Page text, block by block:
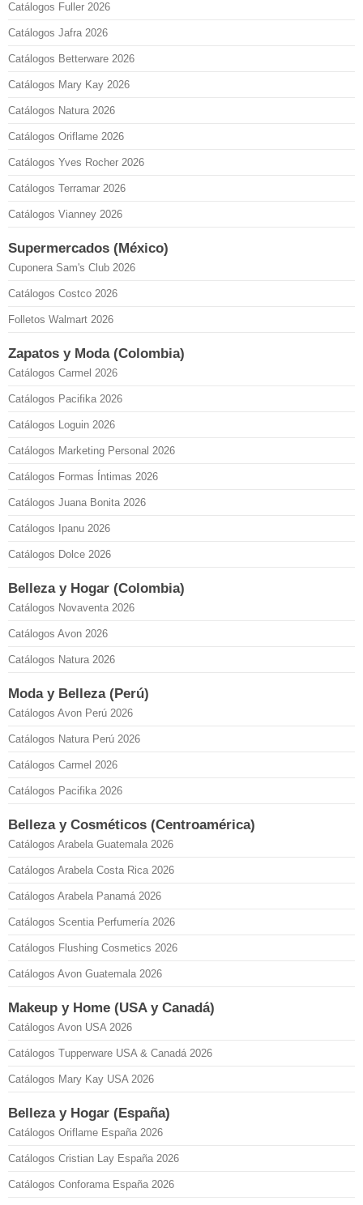
Catálogos Fuller 2026
Catálogos Jafra 2026
Catálogos Betterware 2026
Catálogos Mary Kay 2026
Catálogos Natura 2026
Catálogos Oriflame 2026
Catálogos Yves Rocher 2026
Catálogos Terramar 2026
Catálogos Vianney 2026
Supermercados (México)
Cuponera Sam's Club 2026
Catálogos Costco 2026
Folletos Walmart 2026
Zapatos y Moda (Colombia)
Catálogos Carmel 2026
Catálogos Pacifika 2026
Catálogos Loguin 2026
Catálogos Marketing Personal 2026
Catálogos Formas Íntimas 2026
Catálogos Juana Bonita 2026
Catálogos Ipanu 2026
Catálogos Dolce 2026
Belleza y Hogar (Colombia)
Catálogos Novaventa 2026
Catálogos Avon 2026
Catálogos Natura 2026
Moda y Belleza (Perú)
Catálogos Avon Perú 2026
Catálogos Natura Perú 2026
Catálogos Carmel 2026
Catálogos Pacifika 2026
Belleza y Cosméticos (Centroamérica)
Catálogos Arabela Guatemala 2026
Catálogos Arabela Costa Rica 2026
Catálogos Arabela Panamá 2026
Catálogos Scentia Perfumería 2026
Catálogos Flushing Cosmetics 2026
Catálogos Avon Guatemala 2026
Makeup y Home (USA y Canadá)
Catálogos Avon USA 2026
Catálogos Tupperware USA & Canadá 2026
Catálogos Mary Kay USA 2026
Belleza y Hogar (España)
Catálogos Oriflame España 2026
Catálogos Cristian Lay España 2026
Catálogos Conforama España 2026